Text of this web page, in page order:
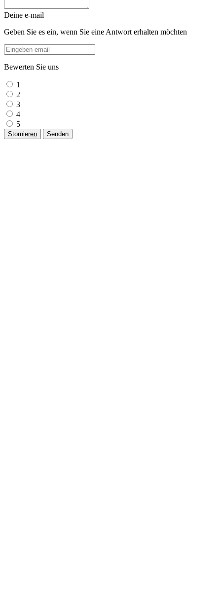
Deine e-mail
Geben Sie es ein, wenn Sie eine Antwort erhalten möchten
Bewerten Sie uns
1
2
3
4
5
Stornieren Senden